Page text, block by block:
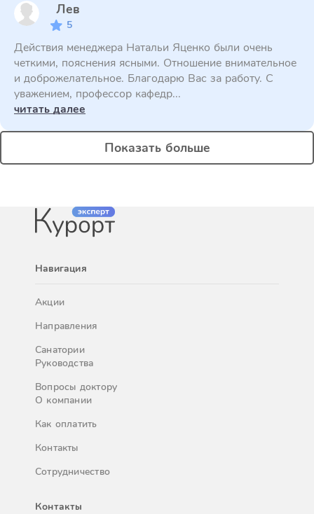
Лев
5
Действия менеджера Натальи Яценко были очень
четкими, пояснения ясными. Отношение внимательное
и доброжелательное. Благодарю Вас за работу. С
уважением, профессор кафедр...
читать далее
Показать больше
Навигация
Акции
Направления
Санатории
Руководства
Вопросы доктору
О компании
Как оплатить
Контакты
Сотрудничество
Контакты